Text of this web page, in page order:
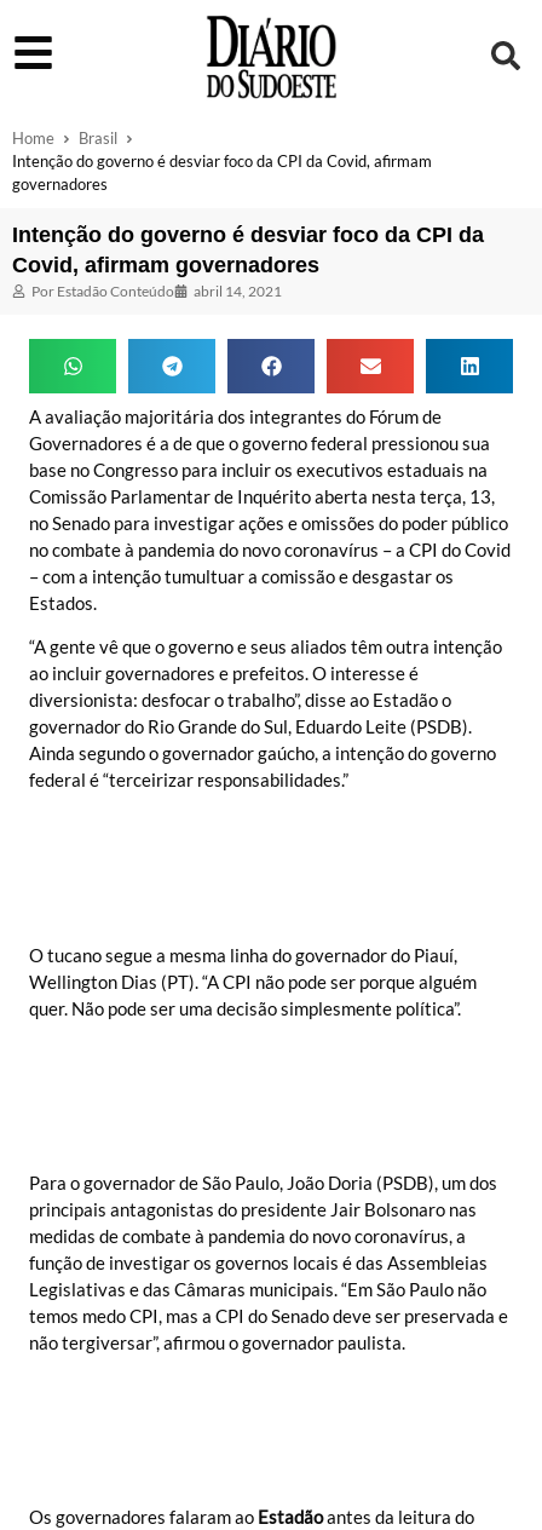
Home
Brasil
Intenção do governo é desviar foco da CPI da Covid, afirmam
governadores
Intenção do governo é desviar foco da CPI da
Covid, afirmam governadores
Por Estadão Conteúdo abril 14, 2021
A avaliação majoritária dos integrantes do Fórum de
Governadores é a de que o governo federal pressionou sua
base no Congresso para incluir os executivos estaduais na
Comissão Parlamentar de Inquérito aberta nesta terça, 13,
no Senado para investigar ações e omissões do poder público
no combate à pandemia do novo coronavírus – a CPI do Covid
– com a intenção tumultuar a comissão e desgastar os
Estados.
“A gente vê que o governo e seus aliados têm outra intenção
ao incluir governadores e prefeitos. O interesse é
diversionista: desfocar o trabalho”, disse ao Estadão o
governador do Rio Grande do Sul, Eduardo Leite (PSDB).
Ainda segundo o governador gaúcho, a intenção do governo
federal é “terceirizar responsabilidades.”
O tucano segue a mesma linha do governador do Piauí,
Wellington Dias (PT). “A CPI não pode ser porque alguém
quer. Não pode ser uma decisão simplesmente política”.
Para o governador de São Paulo, João Doria (PSDB), um dos
principais antagonistas do presidente Jair Bolsonaro nas
medidas de combate à pandemia do novo coronavírus, a
função de investigar os governos locais é das Assembleias
Legislativas e das Câmaras municipais. “Em São Paulo não
temos medo CPI, mas a CPI do Senado deve ser preservada e
não tergiversar”, afirmou o governador paulista.
Os governadores falaram ao Estadãoantes da leitura do